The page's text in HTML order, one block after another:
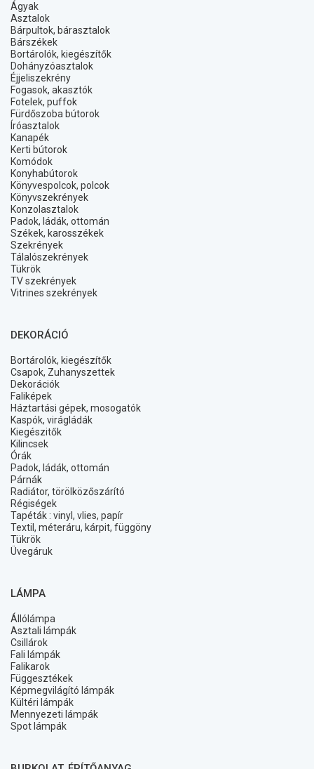
Ágyak
Asztalok
Bárpultok, bárasztalok
Bárszékek
Bortárolók, kiegészítők
Dohányzóasztalok
Éjjeliszekrény
Fogasok, akasztók
Fotelek, puffok
Fürdőszoba bútorok
Íróasztalok
Kanapék
Kerti bútorok
Komódok
Konyhabútorok
Könyvespolcok, polcok
Könyvszekrények
Konzolasztalok
Padok, ládák, ottomán
Székek, karosszékek
Szekrények
Tálalószekrények
Tükrök
TV szekrények
Vitrines szekrények
DEKORÁCIÓ
Bortárolók, kiegészítők
Csapok, Zuhanyszettek
Dekorációk
Faliképek
Háztartási gépek, mosogatók
Kaspók, virágládák
Kiegészitők
Kilincsek
Órák
Padok, ládák, ottomán
Párnák
Radiátor, törölközőszárító
Régiségek
Tapéták : vinyl, vlies, papír
Textil, méteráru, kárpit, függöny
Tükrök
Üvegáruk
LÁMPA
Állólámpa
Asztali lámpák
Csillárok
Fali lámpák
Falikarok
Függesztékek
Képmegvilágító lámpák
Kültéri lámpák
Mennyezeti lámpák
Spot lámpák